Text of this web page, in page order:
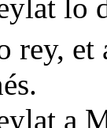
lo
rey, et
a